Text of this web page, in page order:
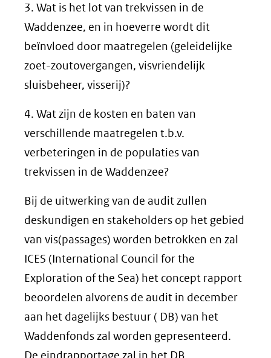
3. Wat is het lot van trekvissen in de
Waddenzee, en in hoeverre wordt dit
beïnvloed door maatregelen (geleidelijke
zoet-zoutovergangen, visvriendelijk
sluisbeheer, visserij)?
4. Wat zijn de kosten en baten van
verschillende maatregelen t.b.v.
verbeteringen in de populaties van
trekvissen in de Waddenzee?
Bij de uitwerking van de audit zullen
deskundigen en stakeholders op het gebied
van vis(passages) worden betrokken en zal
ICES (International Council for the
Exploration of the Sea) het concept rapport
beoordelen alvorens de audit in december
aan het dagelijks bestuur ( DB) van het
Waddenfonds zal worden gepresenteerd.